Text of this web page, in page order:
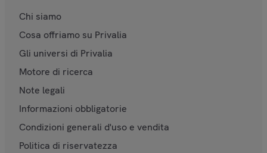
Chi siamo
Cosa offriamo su Privalia
Gli universi di Privalia
Motore di ricerca
Note legali
Informazioni obbligatorie
Condizioni generali d'uso e vendita
Politica di riservatezza